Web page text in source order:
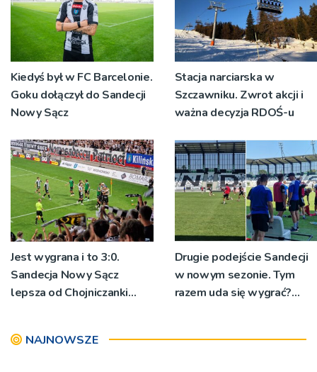
Kiedyś był w FC Barcelonie.
Goku dołączył do Sandecji
Nowy Sącz
Stacja narciarska w
Szczawniku. Zwrot akcji i
ważna decyzja RDOŚ-u
Jest wygrana i to 3:0.
Sandecja Nowy Sącz
lepsza od Chojniczanki
Drugie podejście Sandecji
w nowym sezonie. Tym
razem uda się wygrać?
NAJNOWSZE